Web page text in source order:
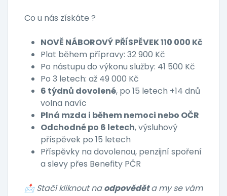
Co u nás získáte ?
NOVĚ NÁBOROVÝ PŘÍSPĚVEK 110 000 Kč
Plat během přípravy: 32 900 Kč
Po nástupu do výkonu služby: 41 500 Kč
Po 3 letech: až 49 000 Kč
6 týdnů dovolené, po 15 letech +14 dnů
volna navíc
Plná mzda i během nemoci nebo OČR
Odchodné po 6 letech, výsluhový
příspěvek po 15 letech
Příspěvky na dovolenou, penzijní spoření
a slevy přes Benefity PČR
📩 Stačí kliknout naodpověděta my se vám